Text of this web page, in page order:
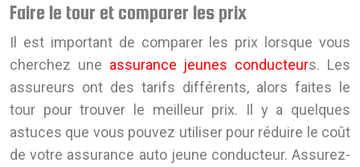
Faire le tour et comparer les prix
Il est important de comparer les prix lorsque vous
cherchez une assurance jeunes conducteurs. Les
assureurs ont des tarifs différents, alors faites le
tour pour trouver le meilleur prix. Il y a quelques
astuces que vous pouvez utiliser pour réduire le coût
de votre assurance auto jeune conducteur. Assurez-